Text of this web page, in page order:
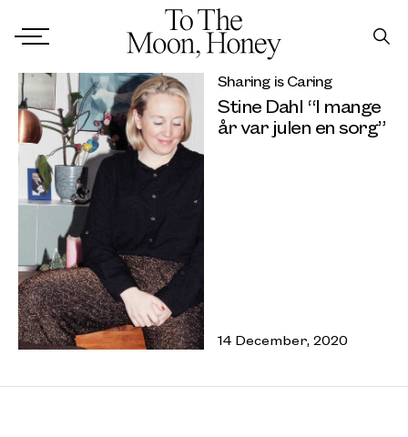
Sharing is Caring
Stine Dahl “I mange
år var julen en sorg”
14 December, 2020